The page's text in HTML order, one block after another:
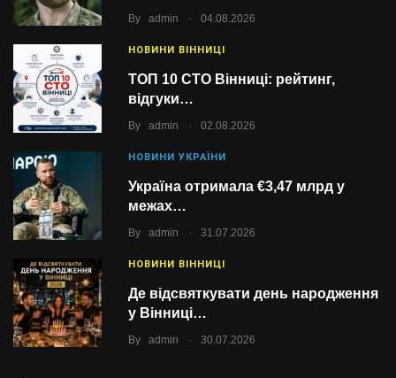
By admin . 04.08.2026
НОВИНИ ВІННИЦІ
ТОП 10 СТО Вінниці: рейтинг,
відгуки…
By admin . 02.08.2026
НОВИНИ УКРАЇНИ
Україна отримала €3,47 млрд у
межах…
By admin . 31.07.2026
НОВИНИ ВІННИЦІ
Де відсвяткувати день народження
у Вінниці…
By admin . 30.07.2026